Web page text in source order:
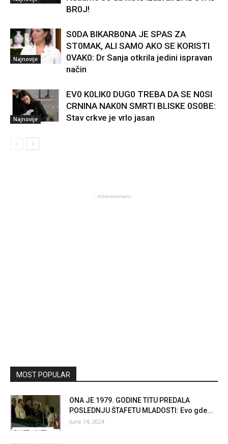
BR0J!
Najnovije
S0DA BIKARB0NA JE SPAS ZA
ST0MAK, ALI SAMO AKO SE KORISTI
0VAK0: Dr Sanja otkrila jedini ispravan
način
Najnovije
EV0 K0LIK0 DUG0 TREBA DA SE N0SI
CRNINA NAK0N SMRTI BLISKE 0S0BE:
Stav crkve je vrlo jasan
- Advertisement -
MOST POPULAR
ONA JE 1979. GODINE TITU PREDALA
POSLEDNJU ŠTAFETU MLADOSTI: Evo gde...
June 14, 2024